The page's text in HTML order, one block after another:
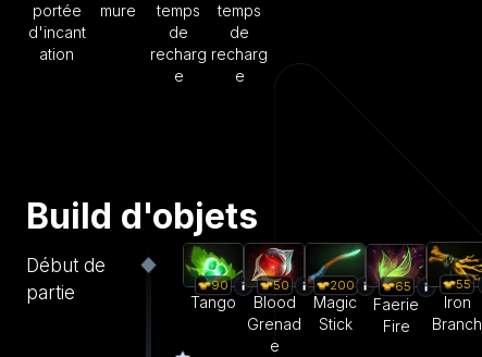
portée
d'incant
ation
mure
temps
de
recharg
e
temps
de
recharg
e
Build d'objets
Début de
partie
90
Tango
50
Blood
Grenad
e
200
Magic
Stick
65
Faerie
Fire
55
Iron
Branch